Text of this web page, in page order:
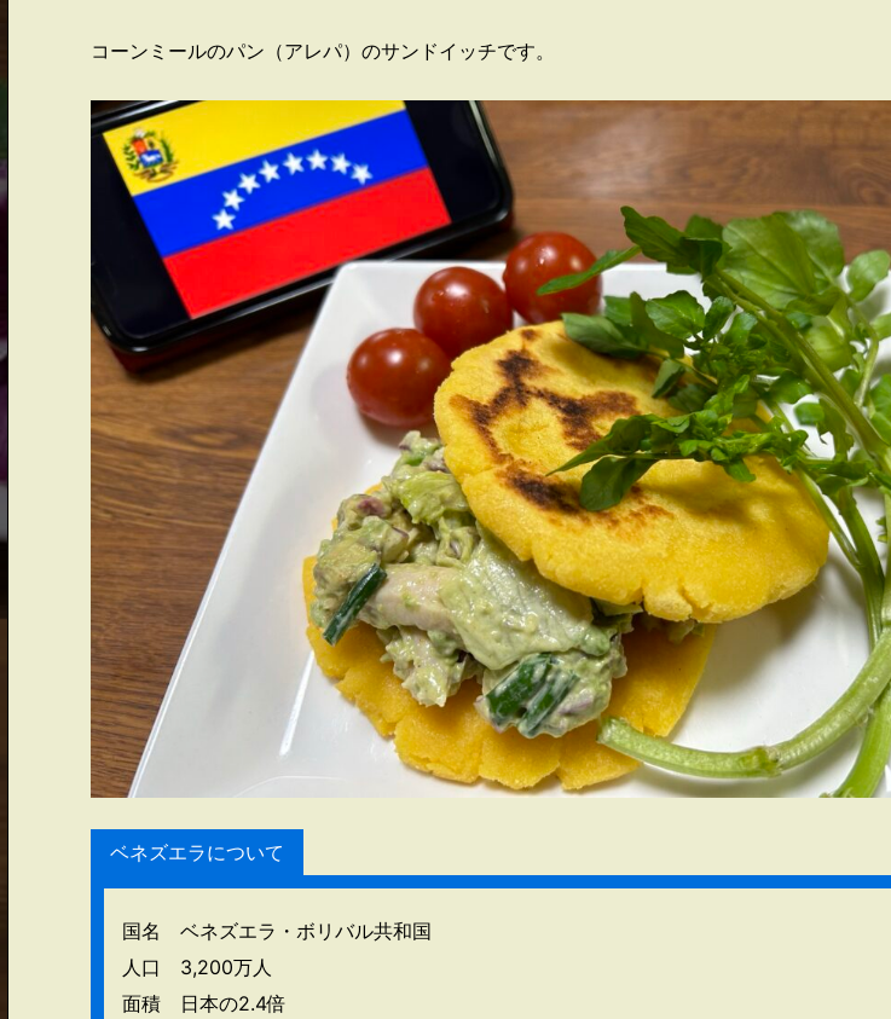
コーンミールのパン（アレパ）のサンドイッチです。
ベネズエラについて
国名 ベネズエラ・ボリバル共和国
人口 3,200万人
面積 日本の2.4倍